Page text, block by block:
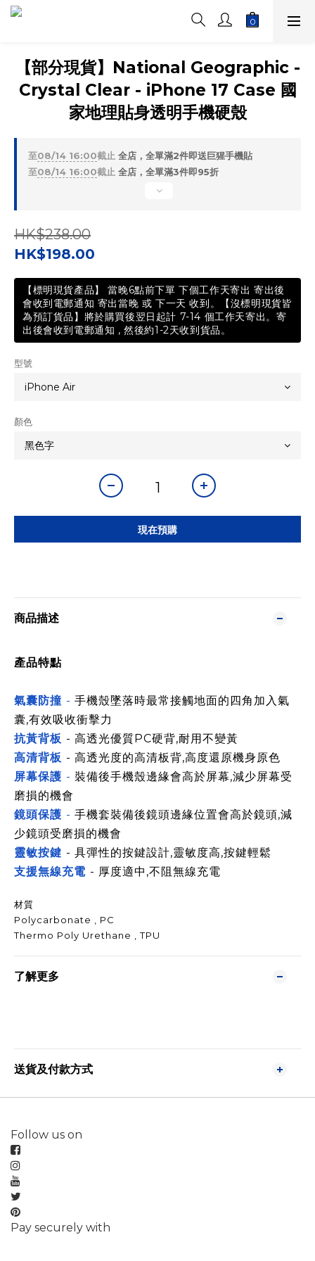
【部分現貨】National Geographic -
Crystal Clear - iPhone 17 Case 國
家地理貼身透明手機硬殼
至08/14 16:00截止 全店，全單滿2件即送巨猩手機貼
至08/14 16:00截止 全店，全單滿3件即95折
HK$238.00
HK$198.00
【標明現貨產品】 當晚6點前下單 下個工作天寄出 寄出後
會收到電郵通知 寄出當晚 或 下一天 收到。【沒標明現貨皆
為預訂貨品】將於購買後翌日起計 7-14 個工作天寄出。寄
出後會收到電郵通知 , 然後約1-2天收到貨品。
型號
顏色
現在預購
商品描述
產品特點
氣囊防撞 - 手機殼墜落時最常接觸地面的四角加入氣
囊,有效吸收衝擊力
抗黃背板 - 高透光優質PC硬背,耐用不變黃
高清背板 - 高透光度的高清板背,高度還原機身原色
屏幕保護 - 裝備後手機殼邊緣會高於屏幕,減少屏幕受
磨損的機會
鏡頭保護 - 手機套裝備後鏡頭邊緣位置會高於鏡頭,減
少鏡頭受磨損的機會
靈敏按鍵 - 具彈性的按鍵設計,靈敏度高,按鍵輕鬆
支援無線充電 - 厚度適中,不阻無線充電
材質
Polycarbonate , PC
Thermo Poly Urethane , TPU
了解更多
送貨及付款方式
Follow us on
Pay securely with